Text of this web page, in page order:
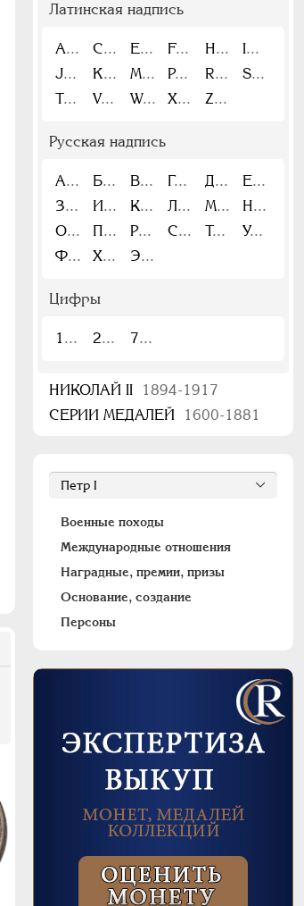
Латинская надпись
A C E F H
I
J
K M P R
S
T
V W X Z
Русская надпись
А Б В Г Д
Е
З
И К Л М
Н
О
П Р С Т
У
Ф
Х Э
Цифры
1 2 7
НИКОЛАЙ II
1894-1917
СЕРИИ МЕДАЛЕЙ
1600-1881
Военные походы
Международные отношения
Наградные, премии, призы
Основание, создание
Персоны